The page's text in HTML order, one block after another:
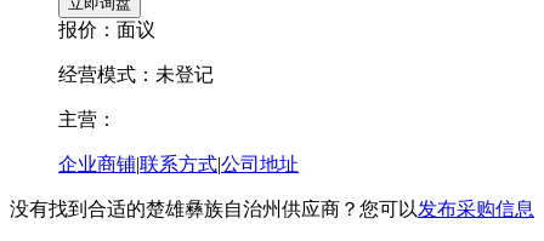
报价： 面议
经营模式：未登记
主营：
企业商铺|联系方式|公司地址
没有找到合适的楚雄彝族自治州供应商？您可以发布采购信息